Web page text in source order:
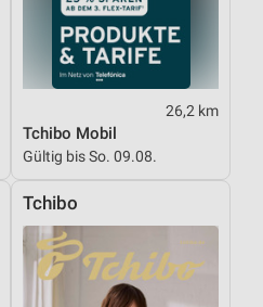
26,2 km
Tchibo Mobil
Gültig bis So. 09.08.
Tchibo